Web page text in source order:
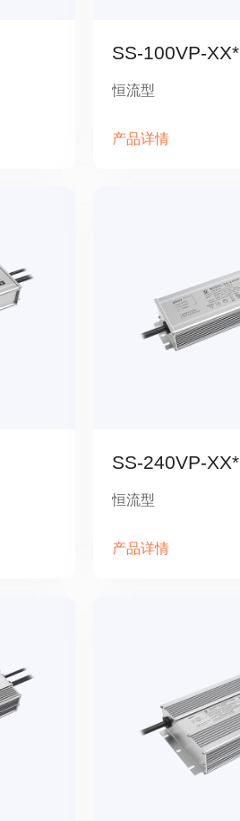
SS-100VP-XX*
恒流型
产品详情
SS-240VP-XX*
恒流型
产品详情